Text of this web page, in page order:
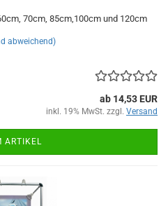
70cm, 85cm,100cm und 120cm
abweichend)
ab 14,53 EUR
inkl. 19% MwSt. zzgl. Versand
ARTIKEL